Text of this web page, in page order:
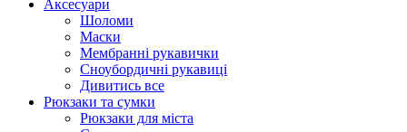
Аксесуари
Шоломи
Маски
Мембранні рукавички
Сноубордичні рукавиці
Дивитись все
Рюкзаки та сумки
Рюкзаки для міста